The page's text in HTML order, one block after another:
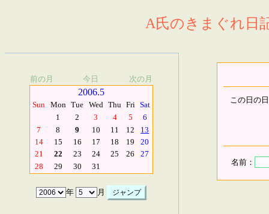
A氏のきまぐれ日
前の月 今日 次の月
2006.5
Sun Mon Tue Wed Thu Fri Sat
1
2 3 4 5
6
7
8 9 10 11 12
13
14
15 16 17 18 19
20
21
22 23 24 25 26
27
28
29 30 31
年 月
この日の
名前：